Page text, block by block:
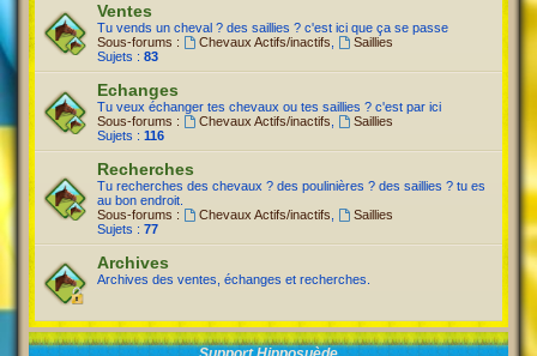
Ventes
Tu vends un cheval ? des saillies ? c'est ici que ça se passe
Sous-forums :
Chevaux Actifs/inactifs
Saillies
Sujets : 83
Echanges
Tu veux échanger tes chevaux ou tes saillies ? c'est par ici
Sous-forums :
Chevaux Actifs/inactifs
Saillies
Sujets : 116
Recherches
Tu recherches des chevaux ? des poulinières ? des saillies ? tu es
au bon endroit.
Sous-forums :
Chevaux Actifs/inactifs
Saillies
Sujets : 77
Archives
Archives des ventes, échanges et recherches.